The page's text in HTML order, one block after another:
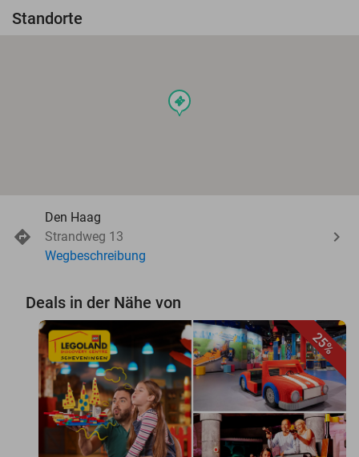
Standorte
events
Den Haag
Strandweg 13
Wegbeschreibung
Deals in der Nähe von
25%